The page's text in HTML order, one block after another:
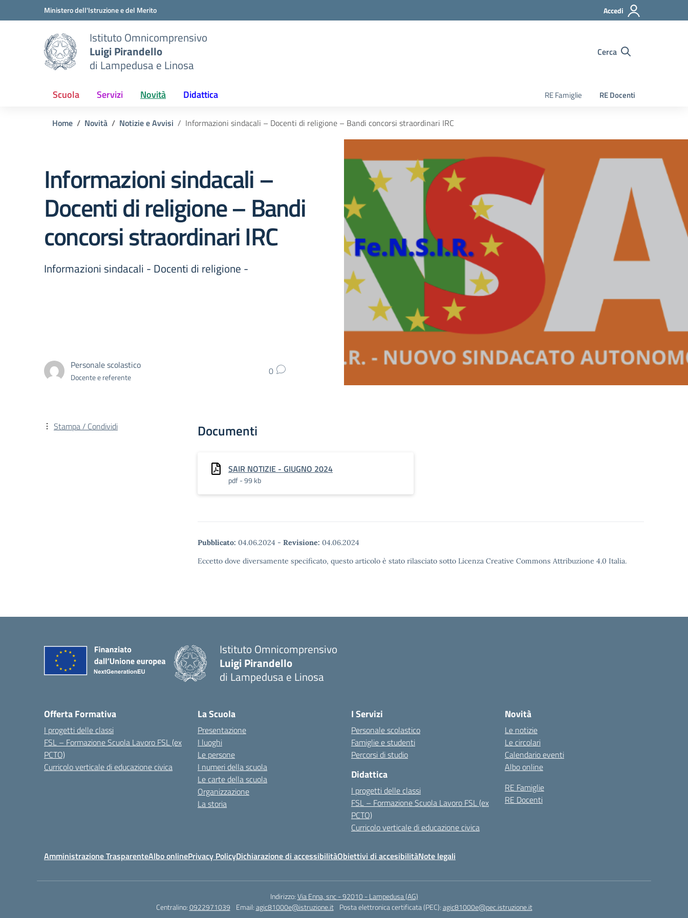
Vai ai contenuti
Vai al menu di navigazioneMinistero dell'Istruzione e del Merito Accedi
Istituto Omnicomprensivo
Luigi Pirandello
di Lampedusa e Linosa
Cerca
Scuola Servizi Novità Didattica RE Famiglie RE Docenti
Home Novità Notizie e Avvisi Informazioni sindacali – Docenti di religione – Bandi concorsi straordinari IRC
Informazioni sindacali –
Docenti di religione – Bandi
concorsi straordinari IRC
Informazioni sindacali - Docenti di religione -
Personale scolastico
Docente e referente 0
Documenti
SAIR NOTIZIE - GIUGNO 2024
pdf - 99 kb
Pubblicato: 04.06.2024 - Revisione: 04.06.2024
Eccetto dove diversamente specificato, questo articolo è stato rilasciato sotto Licenza Creative Commons Attribuzione 4.0 Italia.
Stampa / Condividi
Istituto Omnicomprensivo
Luigi Pirandello
di Lampedusa e Linosa
Offerta Formativa
I progetti delle classi
FSL – Formazione Scuola Lavoro FSL (ex
PCTO)
Curricolo verticale di educazione civica
La Scuola
Presentazione
I luoghi
Le persone
I numeri della scuola
Le carte della scuola
Organizzazione
La storia
I Servizi
Personale scolastico
Famiglie e studenti
Percorsi di studio
Didattica
I progetti delle classi
FSL – Formazione Scuola Lavoro FSL (ex
PCTO)
Curricolo verticale di educazione civica
Novità
Le notizie
Le circolari
Calendario eventi
Albo online
RE Famiglie
RE Docenti
Amministrazione TrasparenteAlbo onlinePrivacy PolicyDichiarazione di accessibilitàObiettivi di accesibilitàNote legali
Indirizzo:Via Enna, snc - 92010 - Lampedusa (AG)
Centralino:0922971039 Email:agic81000e@istruzione.it Posta elettronica certificata (PEC):agic81000e@pec.istruzione.it